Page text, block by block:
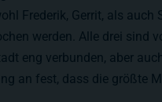
Frederik, Gerrit, als
werden. Alle drei sind
eng verbunden, aber
an fest, dass die größte